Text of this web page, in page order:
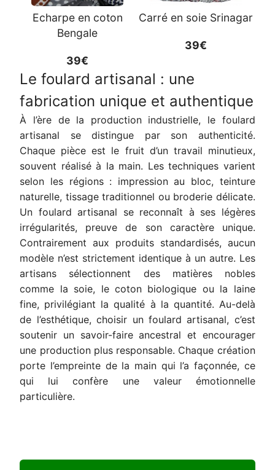
Echarpe en coton
Bengale
39€
Carré en soie Srinagar
39€
Le foulard artisanal : une
fabrication unique et authentique
À l’ère de la production industrielle, le foulard
artisanal se distingue par son authenticité.
Chaque pièce est le fruit d’un travail minutieux,
souvent réalisé à la main. Les techniques varient
selon les régions : impression au bloc, teinture
naturelle, tissage traditionnel ou broderie délicate.
Un foulard artisanal se reconnaît à ses légères
irrégularités, preuve de son caractère unique.
Contrairement aux produits standardisés, aucun
modèle n’est strictement identique à un autre. Les
artisans sélectionnent des matières nobles
comme la soie, le coton biologique ou la laine
fine, privilégiant la qualité à la quantité. Au-delà
de l’esthétique, choisir un foulard artisanal, c’est
soutenir un savoir-faire ancestral et encourager
une production plus responsable. Chaque création
porte l’empreinte de la main qui l’a façonnée, ce
qui lui confère une valeur émotionnelle
particulière.